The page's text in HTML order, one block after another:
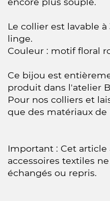
Le collier est lavable à
linge.
Couleur : motif floral
Ce bijou est
produit dans l'atelier
Pour nos colliers et
que des matériaux
Important : Cet
accessoires textiles
échangés ou repris.